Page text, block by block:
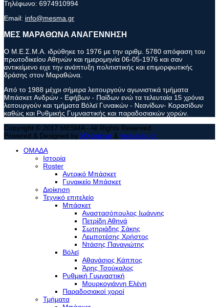
Τηλέφωνο: 6974910994
Email: info@mesma.gr
ΜΕΣ ΜΑΡΑΘΩΝΑ ΑΝΑΓΕΝΝΗΣΗ
Ο Μ.Ε.Σ.Μ.Α. ιδρύθηκε το 1976 με την αριθμ. 5780 απόφαση του
πρωτοδικείου Αθηνών και ημερομηνία 06-05-1976 και σαν
αντικείμενο ειχε την ανάπτυξη πολιτιστικής και επιμορφωτικής
δράσης στον Μαραθώνα.
Από το 1988 μέχρι σήμερα λειτουργούν αγωνιστικά τμήματα
Μπάσκετ Ανδρών - Εφήβων - Παίδων ενώ τα τελευταία 15 χρόνια
λειτουργούν και τμήματα Βόλεϊ Γυναικών - Νεανίδων- Κορασίδων
καθώς και Ρυθμικής Γυμναστικής και παραδοσιακών χορών.
Copyright © 2017 MESMA - All Rights Reserved.
Powered & Designed by MXcom.gr & web-idea.gr
ΟΜΑΔΑ
Ιστορία
Roster
Αντρικό Μπάσκετ
Γυναικείο Μπάσκετ
Διοίκηση
Τεχνικό επιτελείο
Μπάσκετ
Αναστασόπουλος Ιωάννης
Πετρίδη Αθηνά
Σωτηριάδης Σάκης
Λεμποτέσης Χρήστος
Ντάσης Παναγιώτης
Βόλεϊ
Αθανάσιος Κάππος
Άρης Τσούκαλος
Ρυθμική Γυμναστική
Μουρκογιάννη Ελένη
Παραδοσιακοί χοροί
Τμήματα